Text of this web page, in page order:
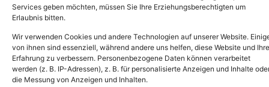
Services geben möchten, müssen Sie Ihre Erziehungsberechtigten um
Erlaubnis bitten.
Wir verwenden Cookies und andere Technologien auf unserer Website.
von ihnen sind essenziell, während andere uns helfen, diese Website und Ihre
Erfahrung zu verbessern. Personenbezogene Daten können verarbeitet
werden (z. B. IP-Adressen), z. B. für personalisierte Anzeigen und Inhalte
die Messung von Anzeigen und Inhalten.